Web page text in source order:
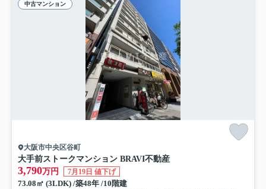
中古マンション
大阪市中央区谷町
大手前ストークマンション BRAVI不動産
3,790万円 7月19日 値下げ
73.08㎡ (3LDK) /築48年 /10階建